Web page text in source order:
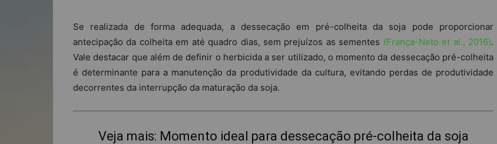
Se realizada de forma adequada, a dessecação em pré-colheita da soja pode proporcionar
antecipação da colheita em até quadro dias, sem prejuízos as sementes (França-Neto et al., 2016).
Vale destacar que além de definir o herbicida a ser utilizado, o momento da dessecação pré-colheita
é determinante para a manutenção da produtividade da cultura, evitando perdas de produtividade
decorrentes da interrupção da maturação da soja.
Veja mais: Momento ideal para dessecação pré-colheita da soja